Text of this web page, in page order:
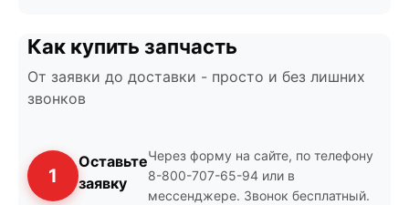
Как купить запчасть
От заявки до доставки - просто и без лишних
звонков
1
Оставьте
заявку
Через форму на сайте, по телефону
8-800-707-65-94 или в
мессенджере. Звонок бесплатный.